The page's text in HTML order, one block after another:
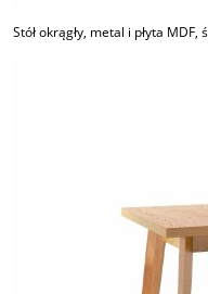
Stół okrągły, metal i płyta